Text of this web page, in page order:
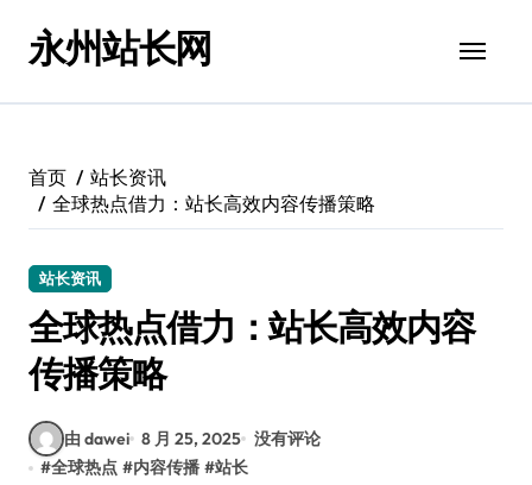
永州站长网
首页
站长资讯
全球热点借力：站长高效内容传播策略
站长资讯
全球热点借力：站长高效内容
传播策略
由 dawei 8 月 25, 2025 没有评论
#全球热点 #内容传播 #站长